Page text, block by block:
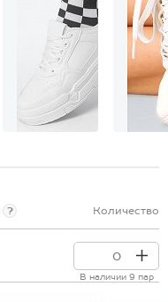
? Количество
В наличии 9 пар